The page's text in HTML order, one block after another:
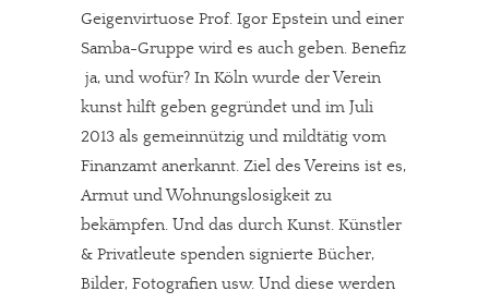
Geigenvirtuose Prof. Igor Epstein und einer
Samba-Gruppe wird es auch geben. Benefiz
 ja, und wofür? In Köln wurde der Verein
kunst hilft geben gegründet und im Juli
2013 als gemeinnützig und mildtätig vom
Finanzamt anerkannt. Ziel des Vereins ist es,
Armut und Wohnungslosigkeit zu
bekämpfen. Und das durch Kunst. Künstler
& Privatleute spenden signierte Bücher,
Bilder, Fotografien usw. Und diese werden